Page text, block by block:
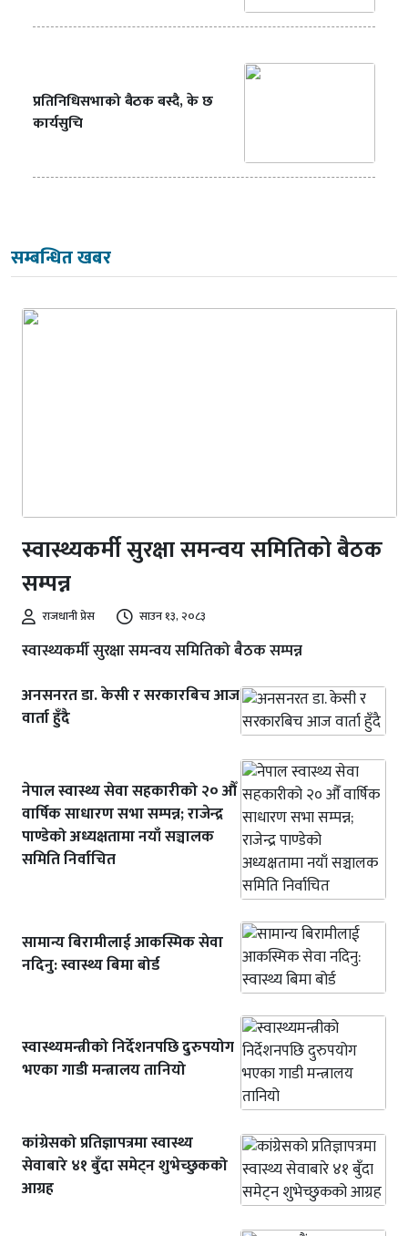
प्रतिनिधिसभाको बैठक बस्दै, के छ
कार्यसुचि
सम्बन्धित खबर
स्वास्थ्यकर्मी सुरक्षा समन्वय समितिको बैठक
सम्पन्न
राजधानी प्रेस साउन १३, २०८३
स्वास्थ्यकर्मी सुरक्षा समन्वय समितिको बैठक सम्पन्न
अनसनरत डा. केसी र सरकारबिच आज
वार्ता हुँदै
नेपाल स्वास्थ्य सेवा सहकारीको २० औँ
वार्षिक साधारण सभा सम्पन्न; राजेन्द्र
पाण्डेको अध्यक्षतामा नयाँ सञ्चालक
समिति निर्वाचित
सामान्य बिरामीलाई आकस्मिक सेवा
नदिनु: स्वास्थ्य बिमा बोर्ड
स्वास्थ्यमन्त्रीको निर्देशनपछि दुरुपयोग
भएका गाडी मन्त्रालय तानियो
कांग्रेसको प्रतिज्ञापत्रमा स्वास्थ्य
सेवाबारे ४१ बुँदा समेट्न शुभेच्छुकको
आग्रह